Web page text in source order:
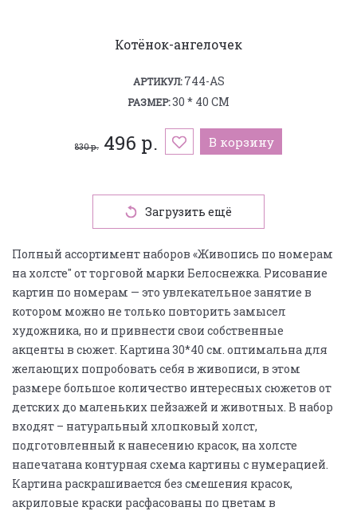
Котёнок-ангелочек
АРТИКУЛ:744-AS
РАЗМЕР:30 * 40 СМ
830 р. 496 р. В корзину
Загрузить ещё
Полный ассортимент наборов «Живопись по номерам
на холсте" от торговой марки Белоснежка. Рисование
картин по номерам — это увлекательное занятие в
котором можно не только повторить замысел
художника, но и привнести свои собственные
акценты в сюжет. Картина 30*40 см. оптимальна для
желающих попробовать себя в живописи, в этом
размере большое количество интересных сюжетов от
детских до маленьких пейзажей и животных. В набор
входят – натуральный хлопковый холст,
подготовленный к нанесению красок, на холсте
напечатана контурная схема картины с нумерацией.
Картина раскрашивается без смешения красок,
акриловые краски расфасованы по цветам в